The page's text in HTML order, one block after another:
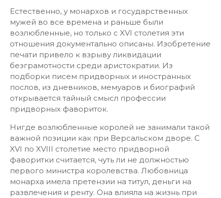
Естественно, у монархов и государственных
мужей во все времена и раньше были
возлюбленные, но только с XVI столетия эти
отношения документально описаны. Изобретение
печати привело к взрыву ликвидации
безграмотности среди аристократии. Из
подборки писем придворных и иностранных
послов, из дневников, мемуаров и биографий
открывается тайный смысл профессии
придворных фавориток.
Нигде возлюбленные королей не занимали такой
важной позиции как при Версальском дворе. С
XVI по XVIII столетие место придворной
фаворитки считается, чуть ли не должностью
первого министра королевства. Любовница
монарха имела претензии на титул, деньги на
развлечения и ренту. Она влияла на жизнь при